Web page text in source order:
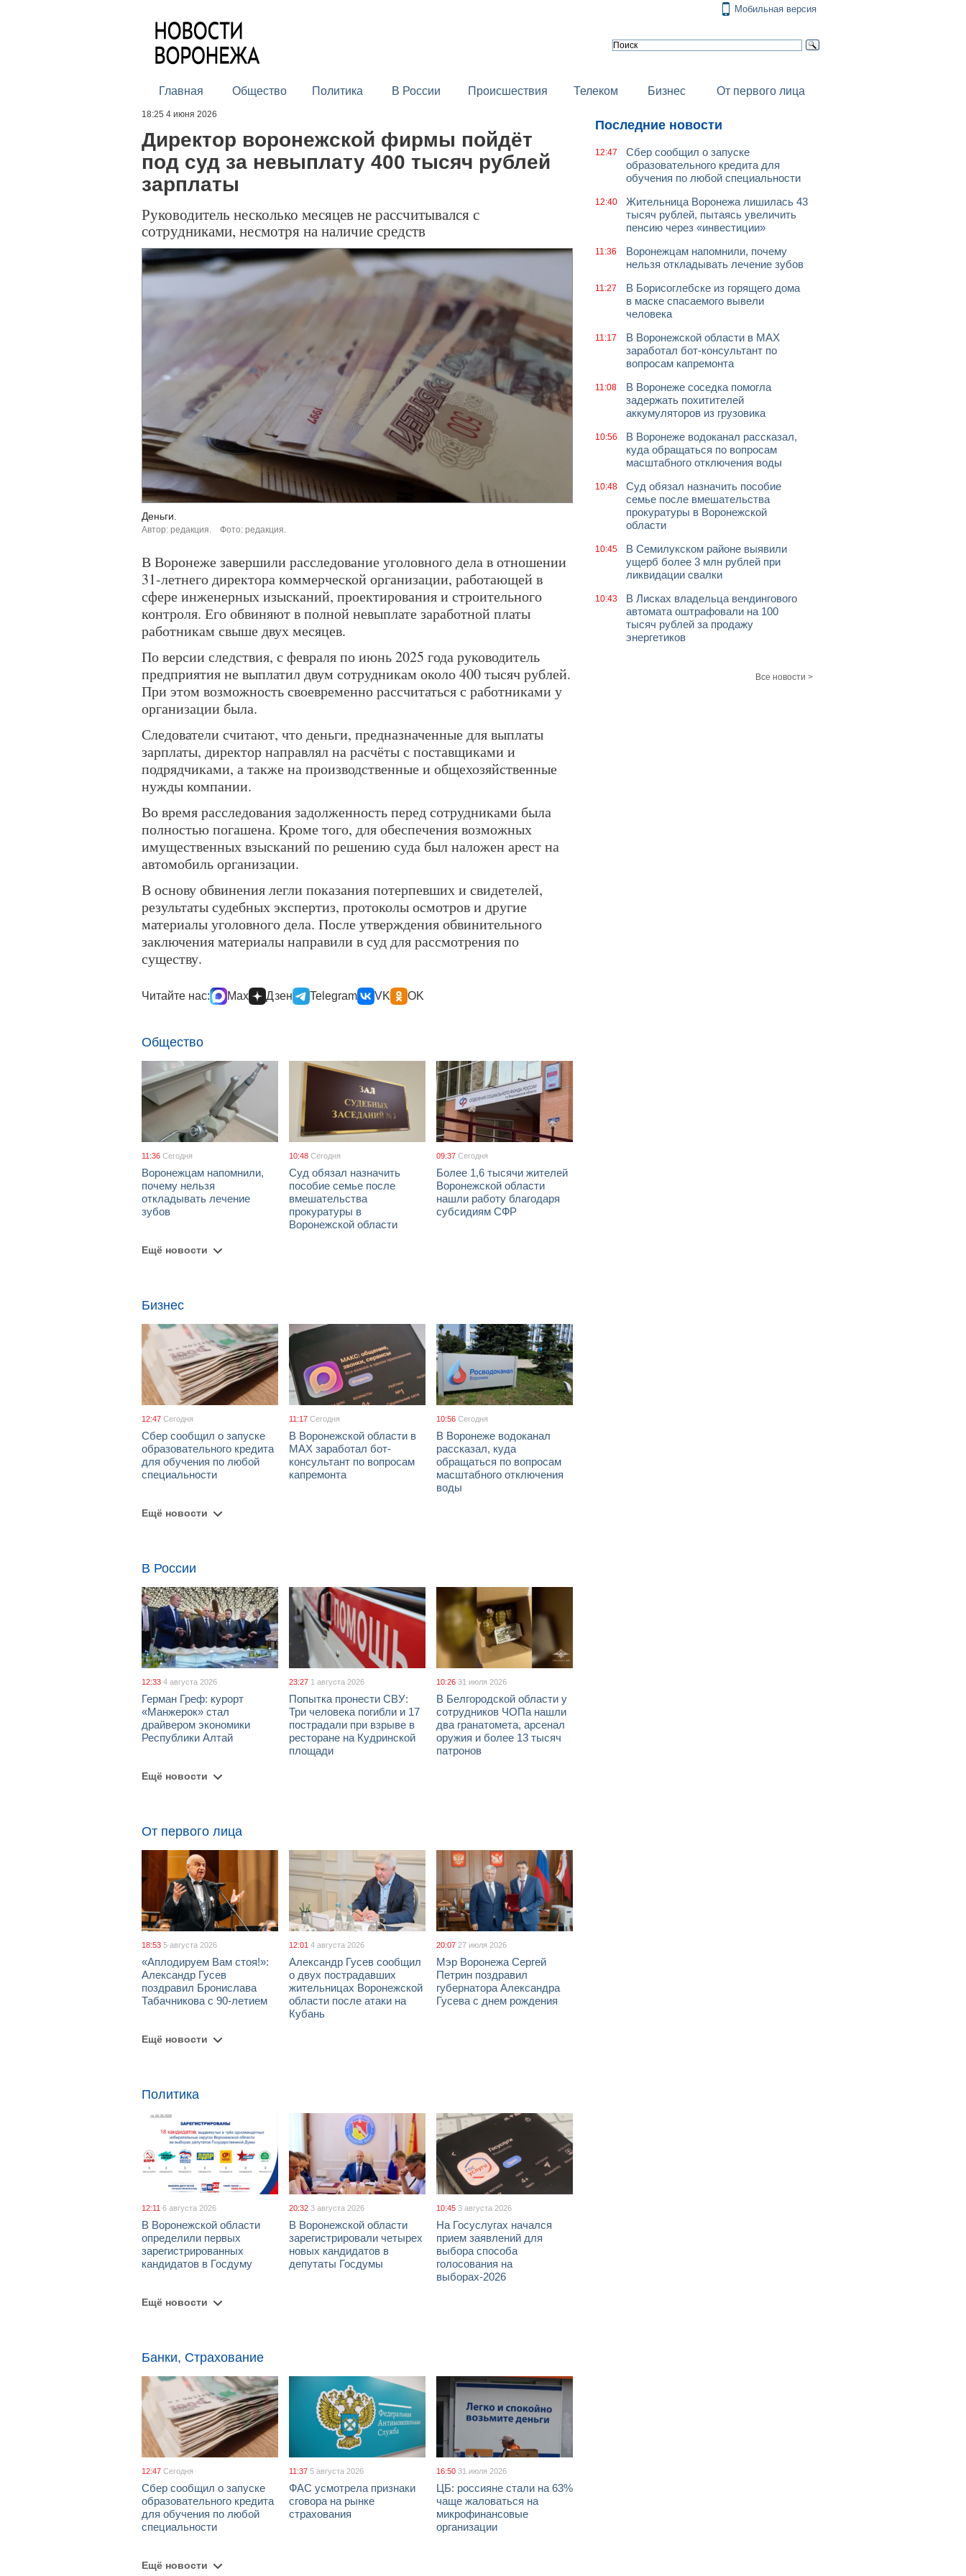
Мобильная версия
Главная Общество Политика В России Происшествия Телеком Бизнес От первого лица
18:25 4 июня 2026
Директор воронежской фирмы пойдёт
под суд за невыплату 400 тысяч рублей
зарплаты
Руководитель несколько месяцев не рассчитывался с
сотрудниками, несмотря на наличие средств
Деньги.
Автор: редакция. Фото: редакция.
В Воронеже завершили расследование уголовного дела в отношении
31-летнего директора коммерческой организации, работающей в
сфере инженерных изысканий, проектирования и строительного
контроля. Его обвиняют в полной невыплате заработной платы
работникам свыше двух месяцев.
По версии следствия, с февраля по июнь 2025 года руководитель
предприятия не выплатил двум сотрудникам около 400 тысяч рублей.
При этом возможность своевременно рассчитаться с работниками у
организации была.
Следователи считают, что деньги, предназначенные для выплаты
зарплаты, директор направлял на расчёты с поставщиками и
подрядчиками, а также на производственные и общехозяйственные
нужды компании.
Во время расследования задолженность перед сотрудниками была
полностью погашена. Кроме того, для обеспечения возможных
имущественных взысканий по решению суда был наложен арест на
автомобиль организации.
В основу обвинения легли показания потерпевших и свидетелей,
результаты судебных экспертиз, протоколы осмотров и другие
материалы уголовного дела. После утверждения обвинительного
заключения материалы направили в суд для рассмотрения по
существу.
Читайте нас: Max Дзен Telegram VK OK
Общество
11:36 Сегодня
Воронежцам напомнили,
почему нельзя
откладывать лечение
зубов
10:48 Сегодня
Суд обязал назначить
пособие семье после
вмешательства
прокуратуры в
Воронежской области
09:37 Сегодня
Более 1,6 тысячи жителей
Воронежской области
нашли работу благодаря
субсидиям СФР
Ещё новости
Бизнес
12:47 Сегодня
Сбер сообщил о запуске
образовательного кредита
для обучения по любой
специальности
11:17 Сегодня
В Воронежской области в
МАХ заработал бот-
консультант по вопросам
капремонта
10:56 Сегодня
В Воронеже водоканал
рассказал, куда
обращаться по вопросам
масштабного отключения
воды
Ещё новости
В России
12:33 4 августа 2026
Герман Греф: курорт
«Манжерок» стал
драйвером экономики
Республики Алтай
23:27 1 августа 2026
Попытка пронести СВУ:
Три человека погибли и 17
пострадали при взрыве в
ресторане на Кудринской
площади
10:26 31 июля 2026
В Белгородской области у
сотрудников ЧОПа нашли
два гранатомета, арсенал
оружия и более 13 тысяч
патронов
Ещё новости
От первого лица
18:53 5 августа 2026
«Аплодируем Вам стоя!»:
Александр Гусев
поздравил Бронислава
Табачникова с 90-летием
12:01 4 августа 2026
Александр Гусев сообщил
о двух пострадавших
жительницах Воронежской
области после атаки на
Кубань
20:07 27 июля 2026
Мэр Воронежа Сергей
Петрин поздравил
губернатора Александра
Гусева с днем рождения
Ещё новости
Политика
12:11 6 августа 2026
В Воронежской области
определили первых
зарегистрированных
кандидатов в Госдуму
20:32 3 августа 2026
В Воронежской области
зарегистрировали четырех
новых кандидатов в
депутаты Госдумы
10:45 3 августа 2026
На Госуслугах начался
прием заявлений для
выбора способа
голосования на
выборах-2026
Ещё новости
Банки, Страхование
12:47 Сегодня
Сбер сообщил о запуске
образовательного кредита
для обучения по любой
специальности
11:37 5 августа 2026
ФАС усмотрела признаки
сговора на рынке
страхования
16:50 31 июля 2026
ЦБ: россияне стали на 63%
чаще жаловаться на
микрофинансовые
организации
Ещё новости
Последние новости
12:47
Сбер сообщил о запуске
образовательного кредита для
обучения по любой специальности
12:40
Жительница Воронежа лишилась 43
тысяч рублей, пытаясь увеличить
пенсию через «инвестиции»
11:36
Воронежцам напомнили, почему
нельзя откладывать лечение зубов
11:27
В Борисоглебске из горящего дома
в маске спасаемого вывели
человека
11:17
В Воронежской области в МАХ
заработал бот-консультант по
вопросам капремонта
11:08
В Воронеже соседка помогла
задержать похитителей
аккумуляторов из грузовика
10:56
В Воронеже водоканал рассказал,
куда обращаться по вопросам
масштабного отключения воды
10:48
Суд обязал назначить пособие
семье после вмешательства
прокуратуры в Воронежской
области
10:45
В Семилукском районе выявили
ущерб более 3 млн рублей при
ликвидации свалки
10:43
В Лисках владельца вендингового
автомата оштрафовали на 100
тысяч рублей за продажу
энергетиков
Все новости >